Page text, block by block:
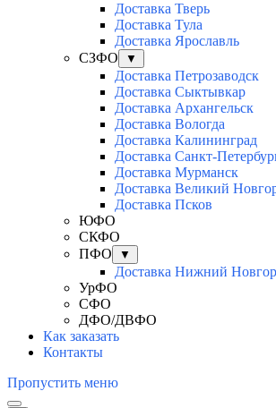
Доставка Тверь
Доставка Тула
Доставка Ярославль
СЗФО
▼
Доставка Петрозаводск
Доставка Сыктывкар
Доставка Архангельск
Доставка Вологда
Доставка Калининград
Доставка Санкт-
Доставка Мурманск
Доставка Великий
Доставка Псков
ЮФО
СКФО
ПФО
▼
Доставка Нижний
УрФО
СФО
ДФО/ДВФО
Как заказать
Контакты
Пропустить меню